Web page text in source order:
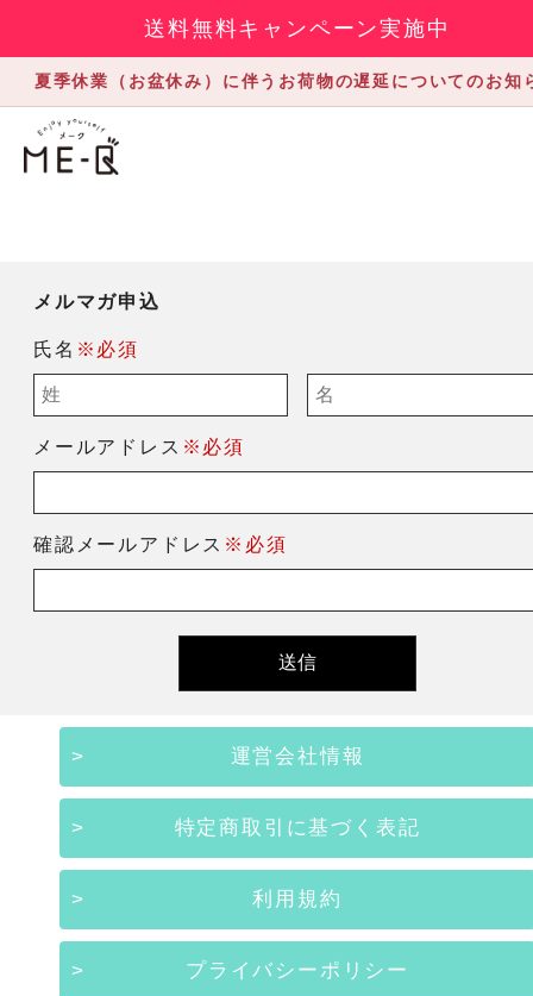
送料無料キャンペーン実施中
夏季休業（お盆休み）に伴うお荷物の遅延についてのお知
メルマガ申込
氏名 ※必須
メールアドレス ※必須
確認メールアドレス ※必須
運営会社情報
特定商取引に基づく表記
利用規約
プライバシーポリシー